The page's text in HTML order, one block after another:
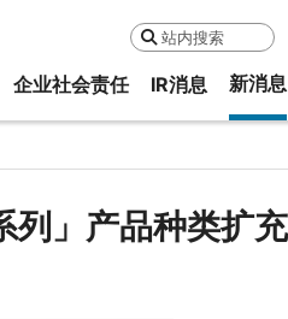
搜索
企业社会责任 IR消息 新消息
」产品种类扩充